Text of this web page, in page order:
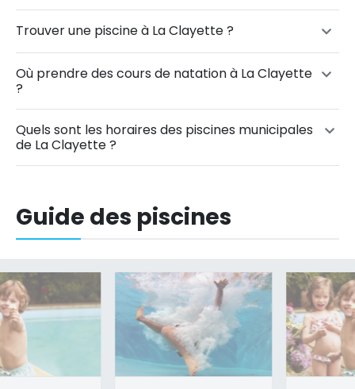
Trouver une piscine à La Clayette ?
Où prendre des cours de natation à La Clayette
?
Quels sont les horaires des piscines municipales
de La Clayette ?
Guide des piscines